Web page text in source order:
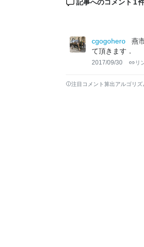
記事へのコメント
cgogohero
燕
て頂きます．
2017/09/30 リ
注目コメント算出アルゴリ